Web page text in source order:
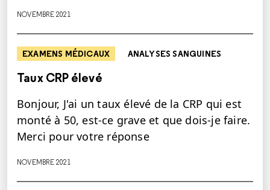
NOVEMBRE 2021
EXAMENS MÉDICAUX ANALYSES SANGUINES
Taux CRP élevé
Bonjour, J'ai un taux élevé de la CRP qui est
monté à 50, est-ce grave et que dois-je faire.
Merci pour votre réponse
NOVEMBRE 2021